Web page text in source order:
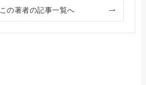
この著者の記事一覧へ